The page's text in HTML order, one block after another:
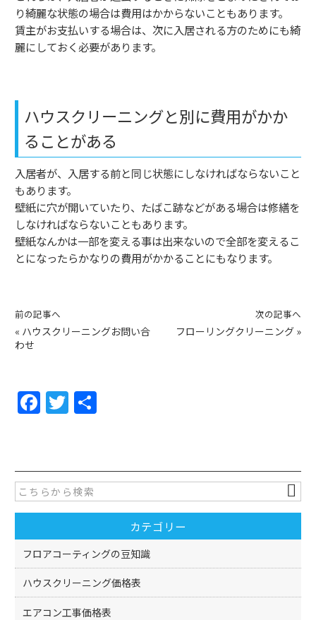
り綺麗な状態の場合は費用はかからないこともあります。
賃主がお支払いする場合は、次に入居される方のためにも綺
麗にしておく必要があります。
ハウスクリーニングと別に費用がかか
ることがある
入居者が、入居する前と同じ状態にしなければならないこと
もあります。
壁紙に穴が開いていたり、たばこ跡などがある場合は修繕を
しなければならないこともあります。
壁紙なんかは一部を変える事は出来ないので全部を変えるこ
とになったらかなりの費用がかかることにもなります。
前の記事へ
« ハウスクリーニングお問い合
わせ
次の記事へ
フローリングクリーニング »
F
a
e
b
o
o
k
T
w
er
カテゴリー
フロアコーティングの豆知識
ハウスクリーニング価格表
エアコン工事価格表